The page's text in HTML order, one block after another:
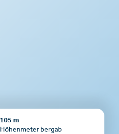
105 m
Höhenmeter bergab